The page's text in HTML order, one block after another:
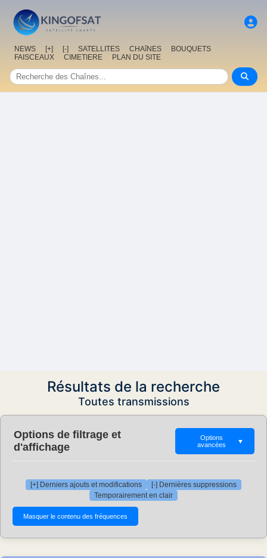
NEWS [+] [-] SATELLITES CHAîNES
BOUQUETS
FAISCEAUX
CIMETIERE PLAN DU SITE
Résultats de la recherche
Toutes transmissions
Options de filtrage et
d'affichage
Options
avancées
▼
[+] Derniers ajouts et modifications
[-] Dernières suppressions
Temporairement en clair